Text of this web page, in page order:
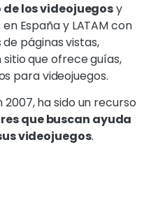
de los videojuegosy
España y LATAM con
páginas vistas,
sitio que ofrece guías,
para videojuegos.
ha sido un recurso
que buscan ayuda
videojuegos.